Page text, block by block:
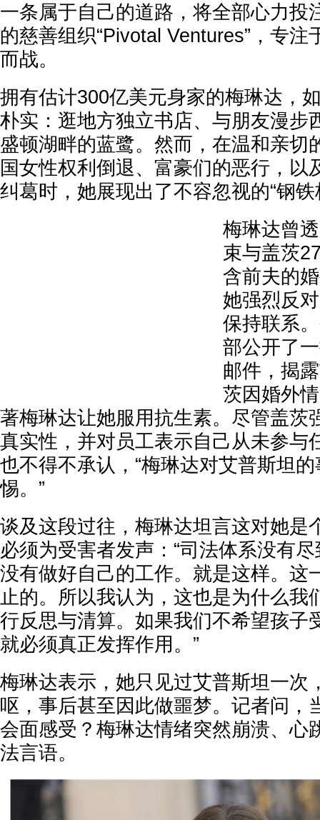
一条属于自己的道路，将全部心力投
的慈善组织“Pivotal Ventures”，专注
而战。
拥有估计300亿美元身家的梅琳达，
朴实：逛地方独立书店、与朋友漫步
盛顿湖畔的蓝鹭。然而，在温和亲切
国女性权利倒退、富豪们的恶行，以
纠葛时，她展现出了不容忽视的“钢铁
梅琳达曾
束与盖茨
含前夫的
她强烈反
保持联系
部公开了
邮件，揭
茨因婚外
著梅琳达让她服用抗生素。尽管盖茨
真实性，并对员工表示自己从未参与
也不得不承认，“梅琳达对艾普斯坦
惕。”
谈及这段过往，梅琳达坦言这对她是
必须为受害者发声：“司法体系没有
没有做好自己的工作。就是这样。这
止的。所以我认为，这也是为什么我
行反思与清算。如果我们不希望孩子
就必须真正发挥作用。”
梅琳达表示，她只见过艾普斯坦一次
呕，事后甚至因此做噩梦。记者问，
会面感受？梅琳达情绪突然崩溃、心
法言语。